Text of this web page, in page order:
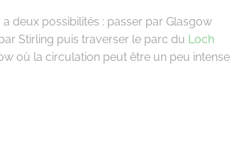
a deux possibilités : passer par Glasgow
Stirling puis traverser le parc du Loch
où la circulation peut être un peu intense